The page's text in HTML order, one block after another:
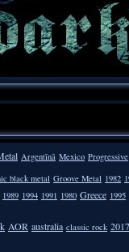
Argentīnā Mexico Progressive
black metal Groove Metal 1982
1989 1994 1991 1980 Greece 1995
AOR australia classic rock 2017